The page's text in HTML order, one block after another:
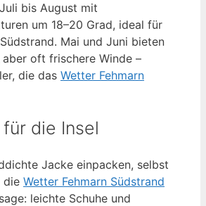
bis August mit
um 18–20 Grad, ideal für
Mai und Juni bieten
oft frischere Winde –
die das Wetter Fehmarn
die Insel
Jacke einpacken, selbst
die Wetter Fehmarn Südstrand
leichte Schuhe und